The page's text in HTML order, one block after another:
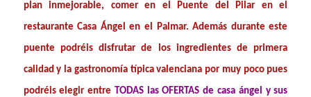
plan inmejorable, comer en el Puente del Pilar en el
restaurante Casa Ángel en el Palmar. Además durante este
puente podréis disfrutar de los ingredientes de primera
calidad y la gastronomía típica valenciana por muy poco pues
podréis elegir entre TODAS las OFERTAS de casa ángel y sus